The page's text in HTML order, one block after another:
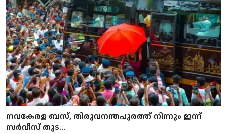
നവകേരള ബസ്, തിരുവനന്തപുരത്ത് നിന്നും ഇന്ന്
സര്‍വീസ് തുട...